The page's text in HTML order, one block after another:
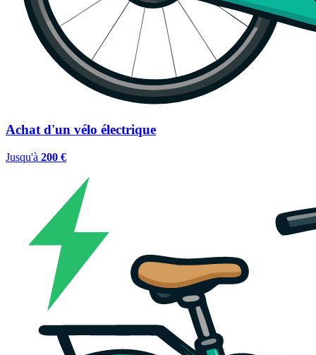
Achat d'un vélo électrique
Jusqu'à 200 €